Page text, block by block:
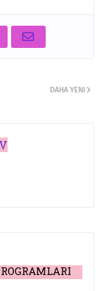
DAHA YENI